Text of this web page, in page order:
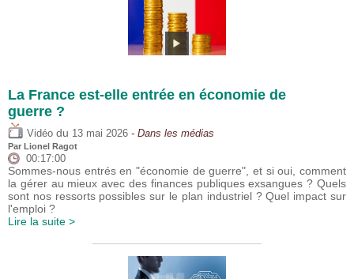
La France est-elle entrée en économie de
guerre ?
Vidéo du 13 mai 2026 - Dans les médias
Par Lionel Ragot
00:17:00
Sommes-nous entrés en "économie de guerre", et si oui, comment
la gérer au mieux avec des finances publiques exsangues ? Quels
sont nos ressorts possibles sur le plan industriel ? Quel impact sur
l'emploi ?
Lire la suite >